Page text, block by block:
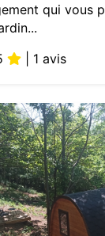
qui vous
| 1 avis